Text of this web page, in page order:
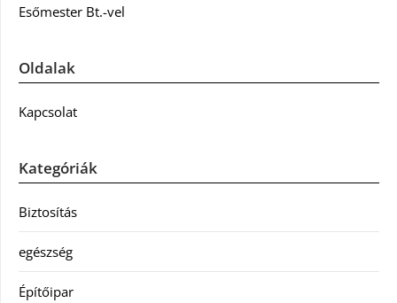
Esőmester Bt.-vel
Oldalak
Kapcsolat
Kategóriák
Biztosítás
egészség
Építőipar